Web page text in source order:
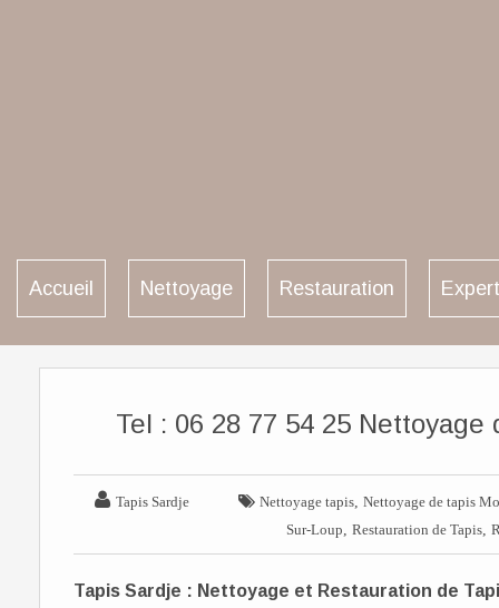
Accueil Nettoyage Restauration
Tel : 06 28 77 54 25
 Tapis Sardje  Nettoyage tapis
Nettoyage de tapis
Sur-Loup
Restauration de Tapis,
Tapis Sardje : Nettoyage et Restauration de